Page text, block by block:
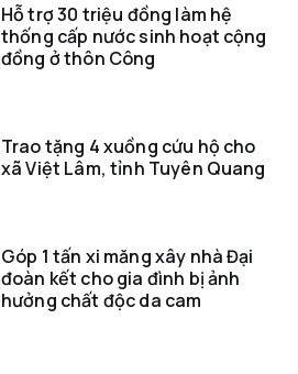
Hỗ trợ 30 triệu đồng làm hệ
thống cấp nước sinh hoạt cộng
đồng ở thôn Công
Trao tặng 4 xuồng cứu hộ cho
xã Việt Lâm, tỉnh Tuyên Quang
Góp 1 tấn xi măng xây nhà Đại
đoàn kết cho gia đình bị ảnh
hưởng chất độc da cam